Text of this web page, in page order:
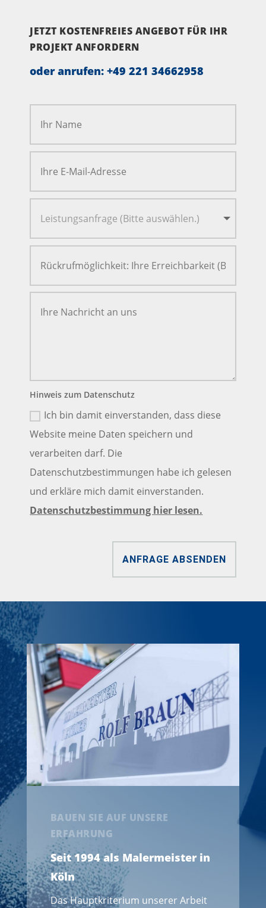
JETZT KOSTENFREIES ANGEBOT FÜR IHR
PROJEKT ANFORDERN
oder anrufen: +49 221 34662958
Hinweis zum Datenschutz
Ich bin damit einverstanden, dass diese
Website meine Daten speichern und
verarbeiten darf. Die
Datenschutzbestimmungen habe ich gelesen
und erkläre mich damit einverstanden.
Datenschutzbestimmung hier lesen.
ANFRAGE ABSENDEN
BAUEN SIE AUF UNSERE
ERFAHRUNG
Seit 1994 als Malermeister in
Köln
Das Hauptkriterium unserer Arbeit